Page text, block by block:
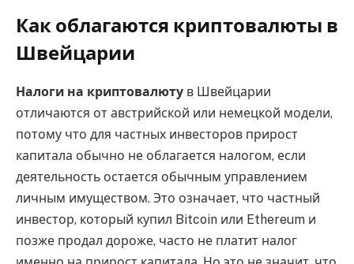
Как облагаются криптовалюты в
Швейцарии
Налоги на криптовалюту в Швейцарии
отличаются от австрийской или немецкой модели,
потому что для частных инвесторов прирост
капитала обычно не облагается налогом, если
деятельность остается обычным управлением
личным имуществом. Это означает, что частный
инвестор, который купил Bitcoin или Ethereum и
позже продал дороже, часто не платит налог